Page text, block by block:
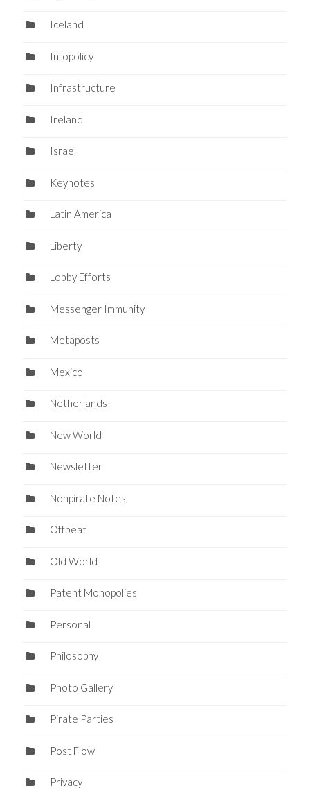
Iceland
Infopolicy
Infrastructure
Ireland
Israel
Keynotes
Latin America
Liberty
Lobby Efforts
Messenger Immunity
Metaposts
Mexico
Netherlands
New World
Newsletter
Nonpirate Notes
Offbeat
Old World
Patent Monopolies
Personal
Philosophy
Photo Gallery
Pirate Parties
Post Flow
Privacy